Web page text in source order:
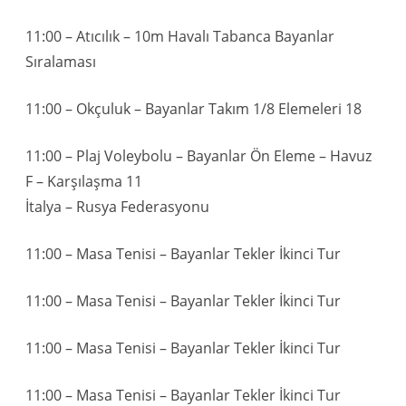
11:00 – Atıcılık – 10m Havalı Tabanca Bayanlar
Sıralaması
11:00 – Okçuluk – Bayanlar Takım 1/8 Elemeleri 18
11:00 – Plaj Voleybolu – Bayanlar Ön Eleme – Havuz
F – Karşılaşma 11
İtalya – Rusya Federasyonu
11:00 – Masa Tenisi – Bayanlar Tekler İkinci Tur
11:00 – Masa Tenisi – Bayanlar Tekler İkinci Tur
11:00 – Masa Tenisi – Bayanlar Tekler İkinci Tur
11:00 – Masa Tenisi – Bayanlar Tekler İkinci Tur